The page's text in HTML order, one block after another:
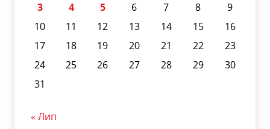
3
4 5 6 7 8
9
10
11 12 13 14 15
16
17
18 19 20 21 22
23
24
25 26 27 28 29
30
31
« Лип